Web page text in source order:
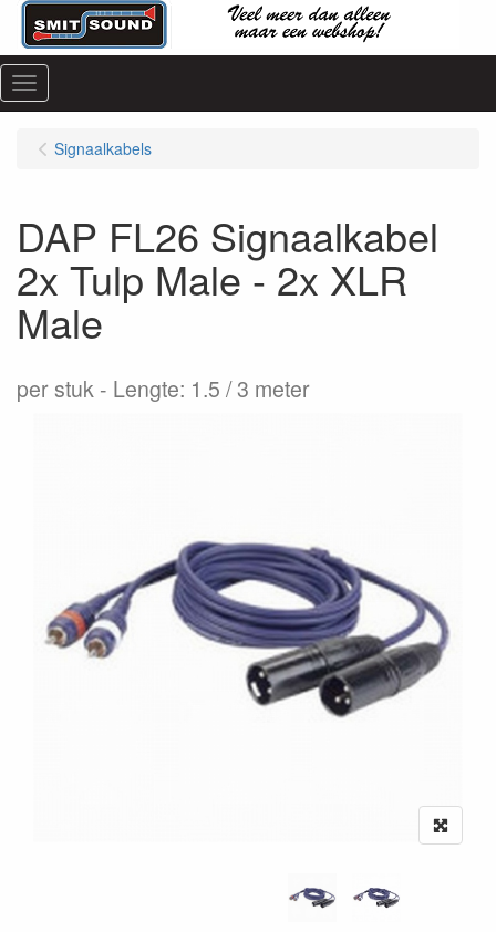
Menu
Signaalkabels
DAP FL26 Signaalkabel
2x Tulp Male - 2x XLR
Male
per stuk Lengte: 1.5 / 3 meter